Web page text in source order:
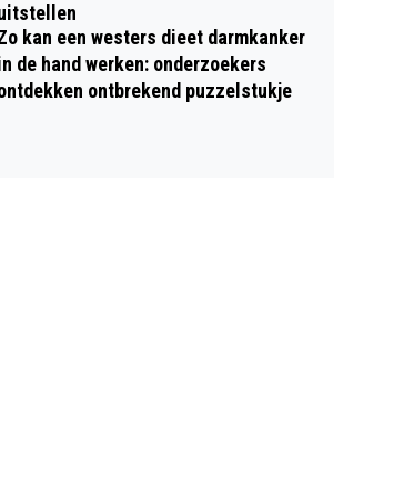
kan een westers dieet darmkanker
de hand werken: onderzoekers
ontbrekend puzzelstukje